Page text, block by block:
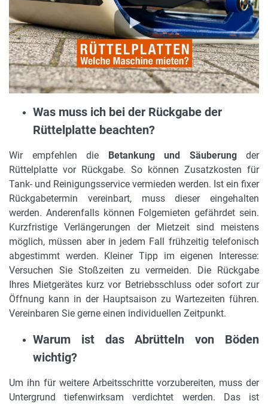
Was muss ich bei der Rückgabe der
Rüttelplatte beachten?
Wir empfehlen die Betankung und Säuberungder
Rüttelplatte vor Rückgabe. So können Zusatzkosten für
Tank- und Reinigungsservice vermieden werden. Ist ein fixer
Rückgabetermin vereinbart, muss dieser eingehalten
werden. Anderenfalls können Folgemieten gefährdet sein.
Kurzfristige Verlängerungen der Mietzeit sind meistens
möglich, müssen aber in jedem Fall frühzeitig telefonisch
abgestimmt werden. Kleiner Tipp im eigenen Interesse:
Versuchen Sie Stoßzeiten zu vermeiden. Die Rückgabe
Ihres Mietgerätes kurz vor Betriebsschluss oder sofort zur
Öffnung kann in der Hauptsaison zu Wartezeiten führen.
Vereinbaren Sie gerne einen individuellen Zeitpunkt.
Warum ist das Abrütteln von Böden
wichtig?
Um ihn für weitere Arbeitsschritte vorzubereiten, muss der
Untergrund tiefenwirksam verdichtet werden. Das ist